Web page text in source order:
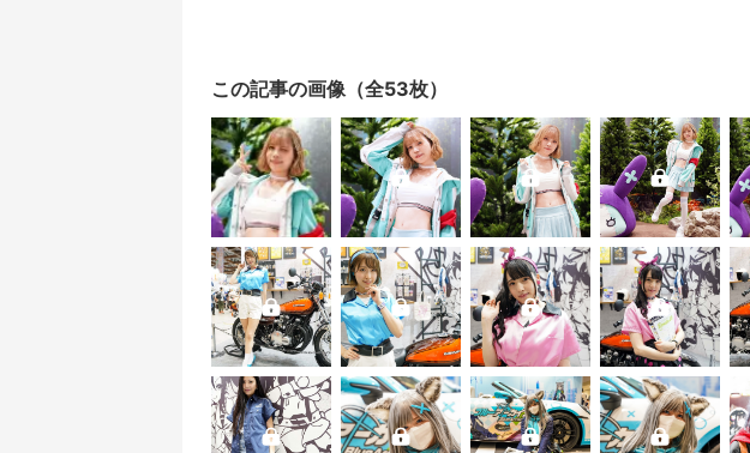
この記事の画像（全53枚）